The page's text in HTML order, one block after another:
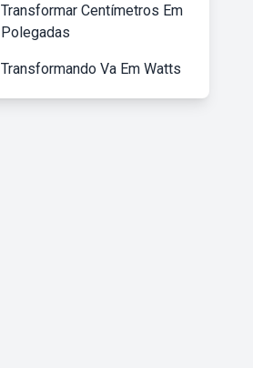
Transformar Centímetros Em
Polegadas
Transformando Va Em Watts